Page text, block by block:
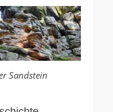
Sandstein